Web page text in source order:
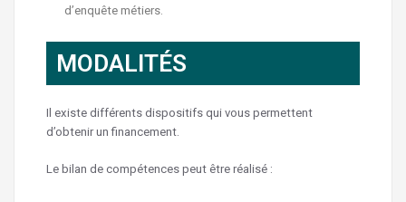
d’enquête métiers.
MODALITÉS
Il existe différents dispositifs qui vous permettent
d’obtenir un financement.
Le bilan de compétences peut être réalisé :